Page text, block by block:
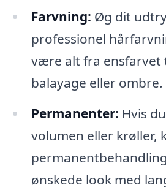
Farvning: Øg dit
professionel
være alt fra ensfarvet
balayage eller ombre.
Permanenter: Hvis
volumen eller krøller,
ønskede look med